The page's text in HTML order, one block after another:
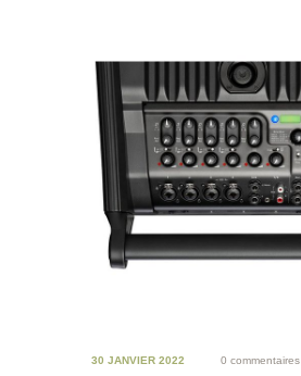
30 JANVIER 2022 0 commentaires